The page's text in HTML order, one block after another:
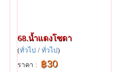
68.น้ำแดงโซดา
(ทั่วไป / ทั่วไป)
ราคา : ฿30